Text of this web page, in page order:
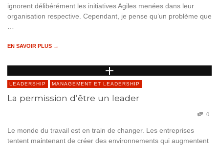
ignorent délibérément les initiatives Agiles menées dans leur
organisation respective. Cependant, je pense qu’un problème que
EN SAVOIR PLUS →
LEADERSHIP MANAGEMENT ET LEADERSHIP
La permission d’être un leader
0
Le monde du travail est en train de changer. Les entreprises
tentent maintenant de créer des environnements qui augmentent